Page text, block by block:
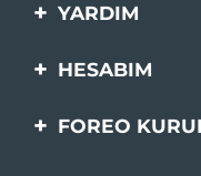
YARDIM
Bi̇zi̇mle İleti̇şi̇me
HESABIM
Ürün Kaydı
FOREO